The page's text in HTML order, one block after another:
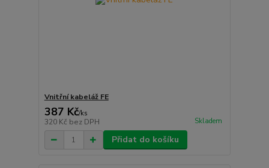
Vnitřní kabeláž FE
387 Kč/ks
320 Kč bez DPH Skladem
Přidat do košíku